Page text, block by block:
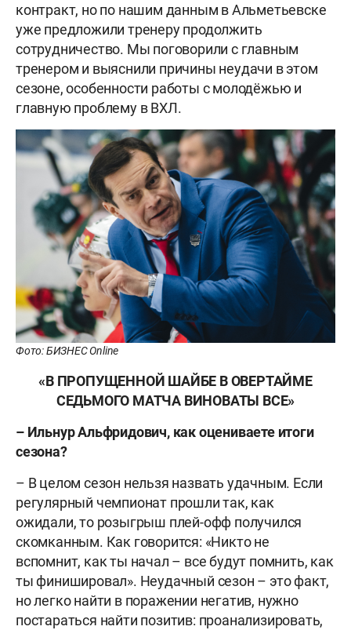
контракт, но по нашим данным в Альметьевске
уже предложили тренеру продолжить
сотрудничество. Мы поговорили с главным
тренером и выяснили причины неудачи в этом
сезоне, особенности работы с молодёжью и
главную проблему в ВХЛ.
Фото: БИЗНЕС Online
«В ПРОПУЩЕННОЙ ШАЙБЕ В ОВЕРТАЙМЕ
СЕДЬМОГО МАТЧА ВИНОВАТЫ ВСЕ»
– Ильнур Альфридович, как оцениваете итоги
сезона?
– В целом сезон нельзя назвать удачным. Если
регулярный чемпионат прошли так, как
ожидали, то розыгрыш плей-офф получился
скомканным. Как говорится: «Никто не
вспомнит, как ты начал – все будут помнить, как
ты финишировал». Неудачный сезон – это факт,
но легко найти в поражении негатив, нужно
постараться найти позитив: проанализировать,